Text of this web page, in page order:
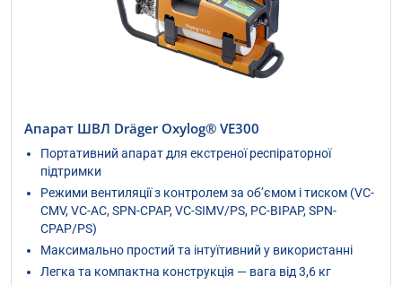
Апарат ШВЛ Dräger Oxylog® VE300
Портативний апарат для екстреної респіраторної
підтримки
Режими вентиляції з контролем за об’ємом і тиском (VC-
CMV, VC-AC, SPN-CPAP, VC-SIMV/PS, PC-BIPAP, SPN-
CPAP/PS)
Максимально простий та інтуїтивний у використанні
Легка та компактна конструкція — вага від 3,6 кг